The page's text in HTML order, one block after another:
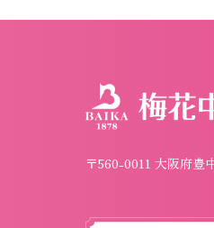
〒560-0011 大阪府豊